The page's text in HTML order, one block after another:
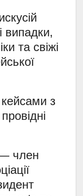
випадки,
та свіжі
з
член